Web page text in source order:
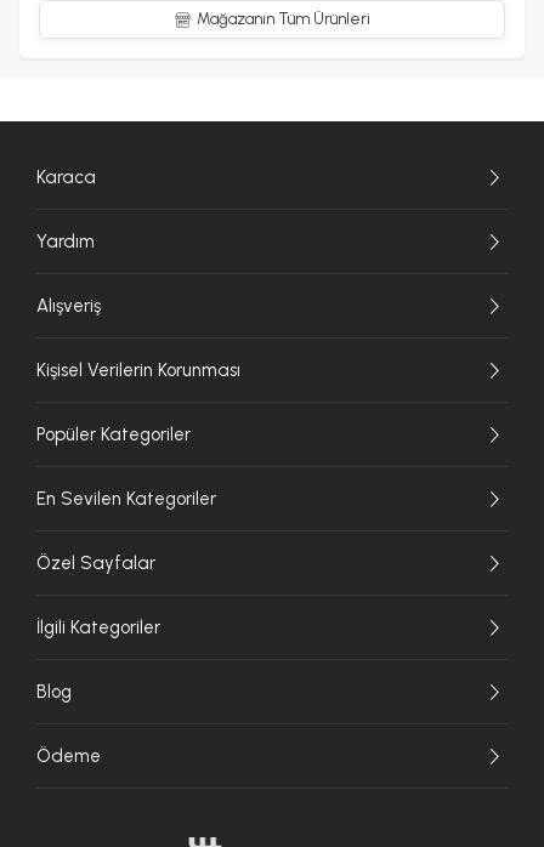
Mağazanın Tüm Ürünleri
Karaca
Yardım
Alışveriş
Kişisel Verilerin Korunması
Popüler Kategoriler
En Sevilen Kategoriler
Özel Sayfalar
İlgili Kategoriler
Blog
Ödeme